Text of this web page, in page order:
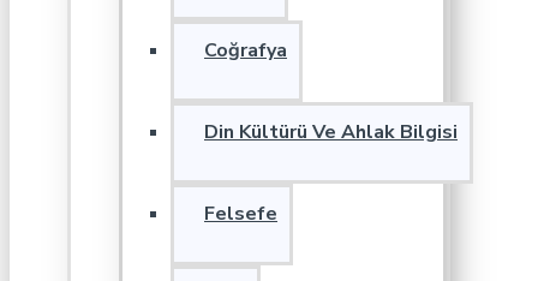
Coğrafya
Din Kültürü Ve Ahlak Bilgisi
Felsefe